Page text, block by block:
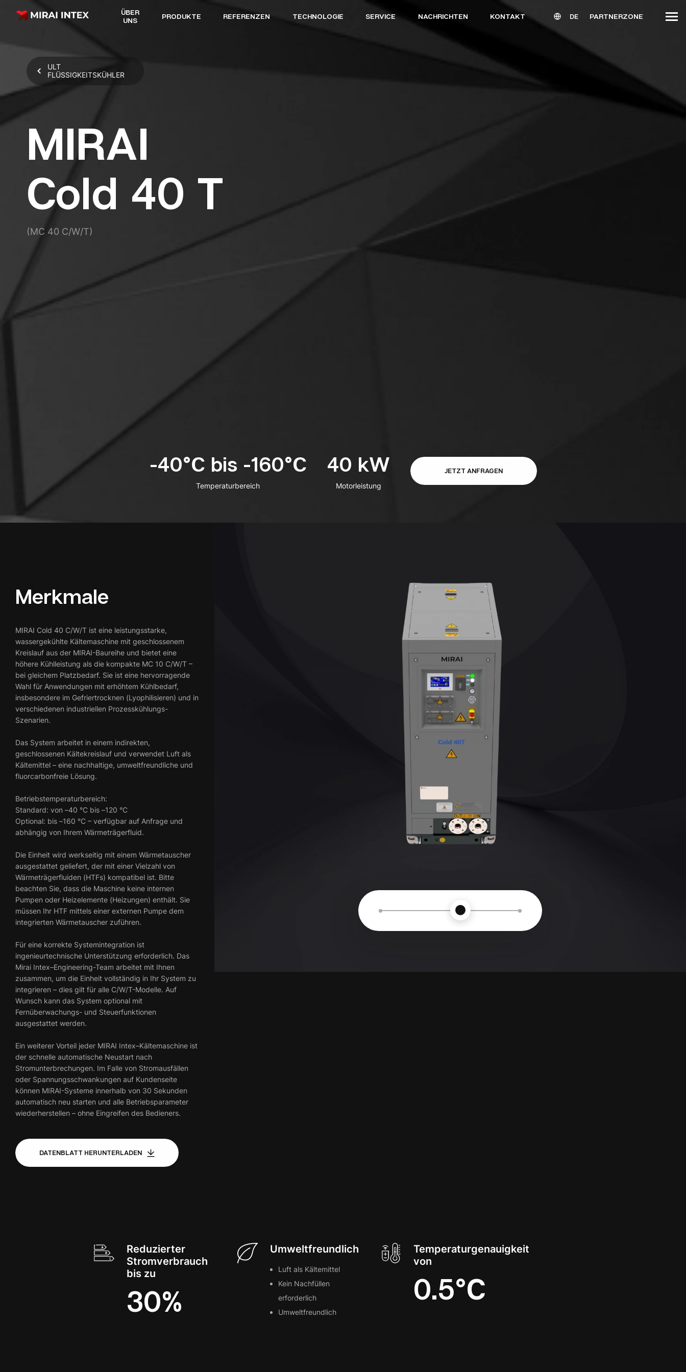
ÜBER
UNS
PRODUKTE REFERENZEN TECHNOLOGIE SERVICE NACHRICHTEN KONTAKT DE PARTNERZONE
ULT
FLÜSSIGKEITSKÜHLER
MIRAI
Cold 40 T
(MC 40 C/W/T)
-40°C bis -160°C
Temperaturbereich
40 kW
Motorleistung
JETZT ANFRAGEN
Merkmale
MIRAI Cold 40 C/W/T ist eine leistungsstarke,
wassergekühlte Kältemaschine mit geschlossenem
Kreislauf aus der MIRAI-Baureihe und bietet eine
höhere Kühlleistung als die kompakte MC 10 C/W/T –
bei gleichem Platzbedarf. Sie ist eine hervorragende
Wahl für Anwendungen mit erhöhtem Kühlbedarf,
insbesondere im Gefriertrocknen (Lyophilisieren) und in
verschiedenen industriellen Prozesskühlungs-
Szenarien.
Das System arbeitet in einem indirekten,
geschlossenen Kältekreislauf und verwendet Luft als
Kältemittel – eine nachhaltige, umweltfreundliche und
fluorcarbonfreie Lösung.
Betriebstemperaturbereich:
Standard: von –40 °C bis –120 °C
Optional: bis –160 °C – verfügbar auf Anfrage und
abhängig von Ihrem Wärmeträgerfluid.
Die Einheit wird werkseitig mit einem Wärmetauscher
ausgestattet geliefert, der mit einer Vielzahl von
Wärmeträgerfluiden (HTFs) kompatibel ist. Bitte
beachten Sie, dass die Maschine keine internen
Pumpen oder Heizelemente (Heizungen) enthält. Sie
müssen Ihr HTF mittels einer externen Pumpe dem
integrierten Wärmetauscher zuführen.
Für eine korrekte Systemintegration ist
ingenieurtechnische Unterstützung erforderlich. Das
Mirai Intex–Engineering-Team arbeitet mit Ihnen
zusammen, um die Einheit vollständig in Ihr System zu
integrieren – dies gilt für alle C/W/T-Modelle. Auf
Wunsch kann das System optional mit
Fernüberwachungs- und Steuerfunktionen
ausgestattet werden.
Ein weiterer Vorteil jeder MIRAI Intex–Kältemaschine ist
der schnelle automatische Neustart nach
Stromunterbrechungen. Im Falle von Stromausfällen
oder Spannungsschwankungen auf Kundenseite
können MIRAI-Systeme innerhalb von 30 Sekunden
automatisch neu starten und alle Betriebsparameter
wiederherstellen – ohne Eingreifen des Bedieners.
DATENBLATT HERUNTERLADEN
Reduzierter
Stromverbrauch
bis zu
30%
Umweltfreundlich
Luft als Kältemittel
Kein Nachfüllen
erforderlich
Umweltfreundlich
Temperaturgenauigkeit
von
0.5°C